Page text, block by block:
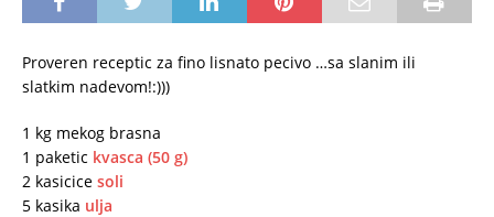
Proveren receptic za fino lisnato pecivo …sa slanim ili
slatkim nadevom!:)))
1 kg mekog brasna
1 paketic kvasca (50 g)
2 kasicice soli
5 kasika ulja